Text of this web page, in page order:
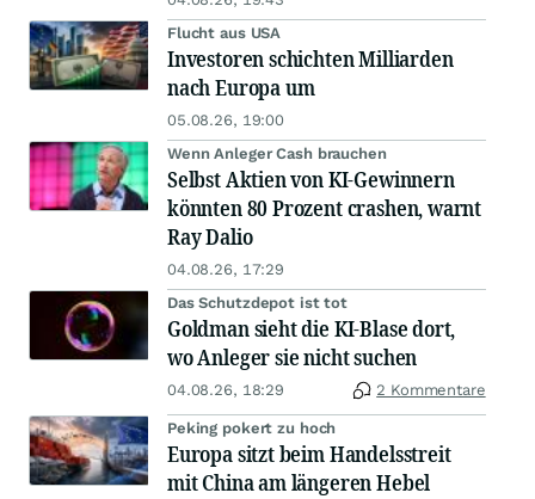
Flucht aus USA
Investoren schichten Milliarden
nach Europa um
05.08.26, 19:00
Wenn Anleger Cash brauchen
Selbst Aktien von KI-Gewinnern
könnten 80 Prozent crashen, warnt
Ray Dalio
04.08.26, 17:29
Das Schutzdepot ist tot
Goldman sieht die KI-Blase dort,
wo Anleger sie nicht suchen
04.08.26, 18:29 2 Kommentare
Peking pokert zu hoch
Europa sitzt beim Handelsstreit
mit China am längeren Hebel